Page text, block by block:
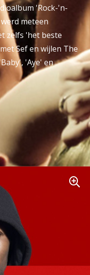
'Rock-'n-
meteen
zelfs 'het beste
Sef en wijlen The
'Aye' en